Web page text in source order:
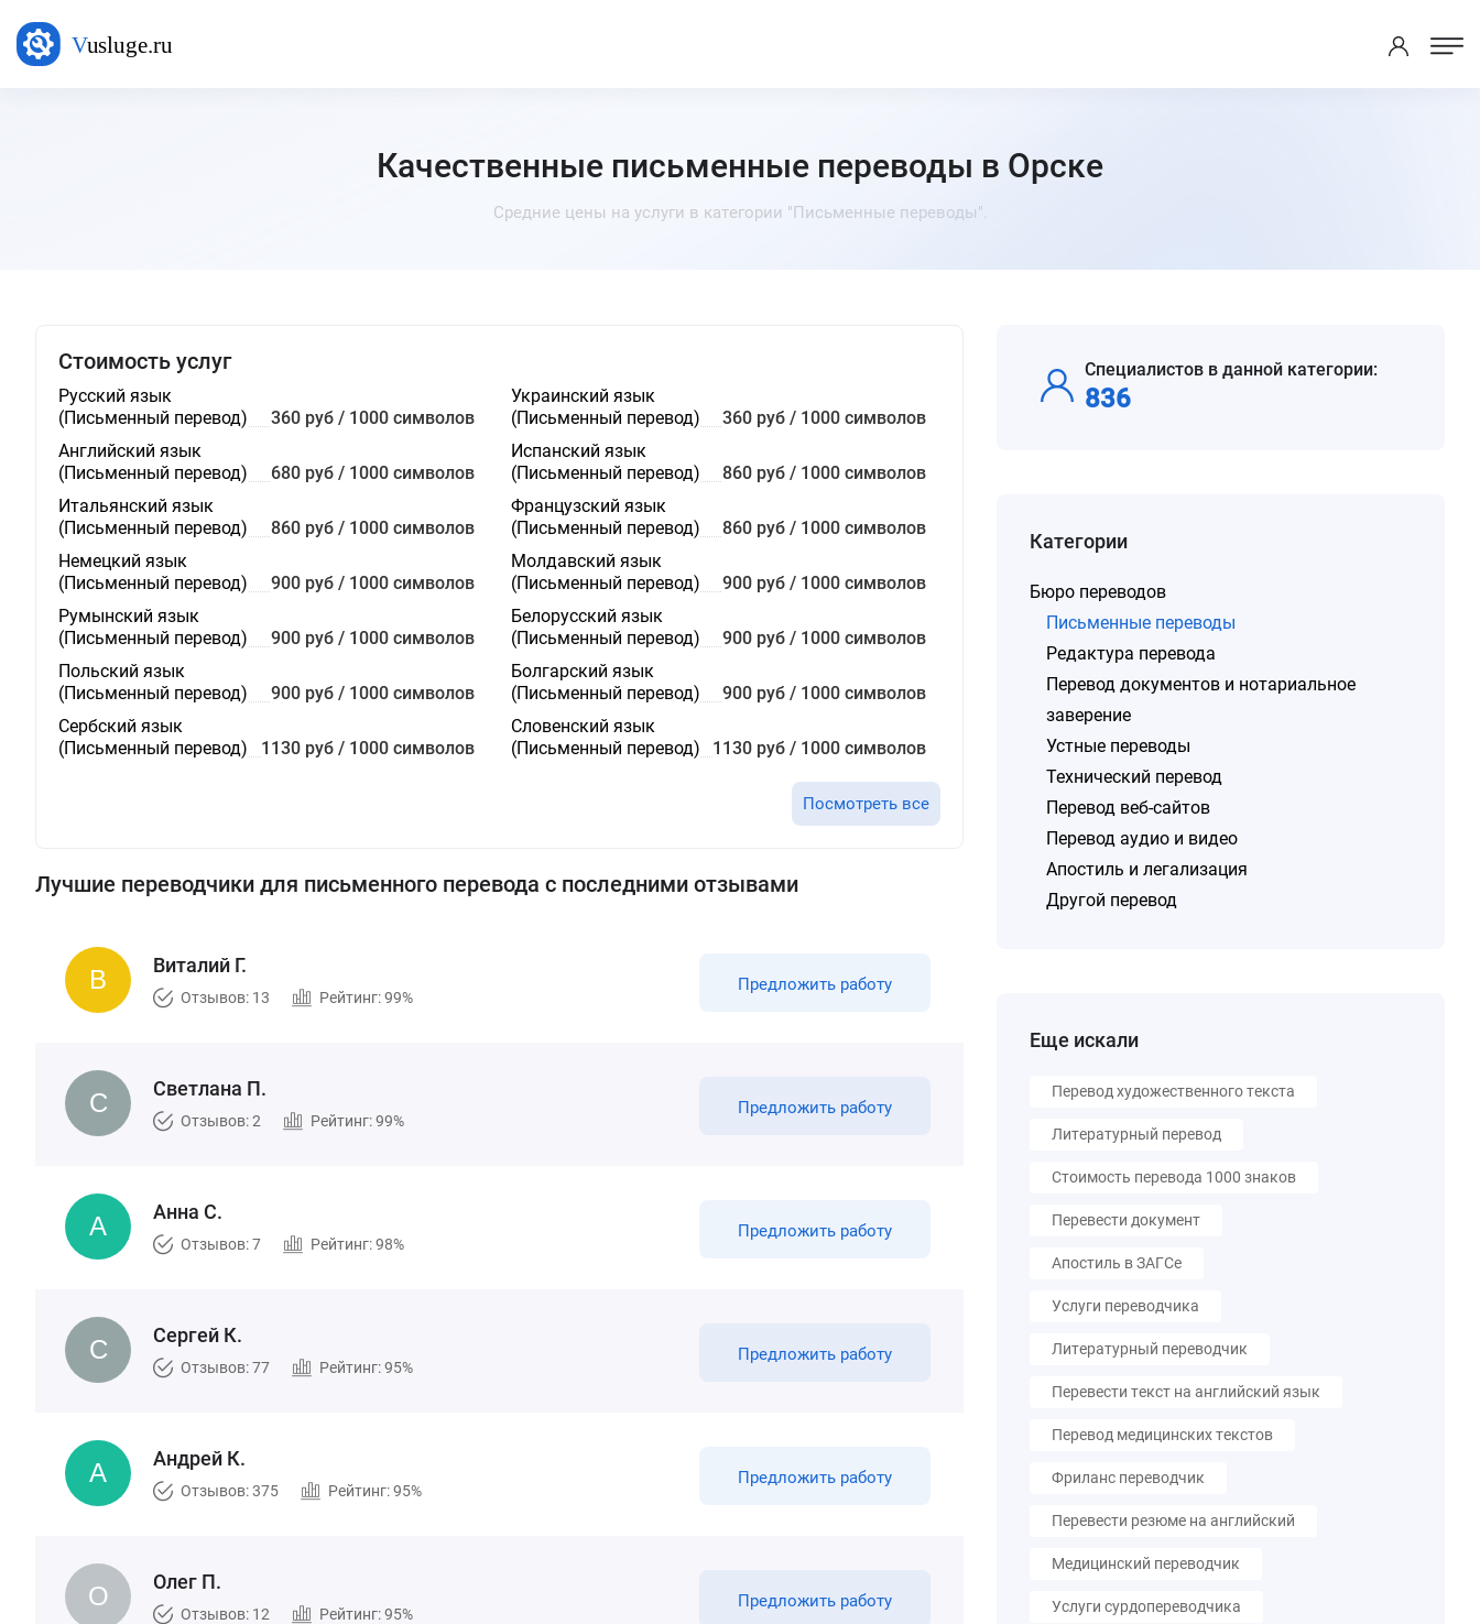
Качественные письменные переводы в Орске
Средние цены на услуги в категории "Письменные переводы".
Стоимость услуг
Русский язык
(Письменный перевод)
360 руб / 1000 символов
Украинский язык
(Письменный перевод)
360 руб / 1000 символов
Английский язык
(Письменный перевод)
680 руб / 1000 символов
Испанский язык
(Письменный перевод)
860 руб / 1000 символов
Итальянский язык
(Письменный перевод)
860 руб / 1000 символов
Французский язык
(Письменный перевод)
860 руб / 1000 символов
Немецкий язык
(Письменный перевод)
900 руб / 1000 символов
Молдавский язык
(Письменный перевод)
900 руб / 1000 символов
Румынский язык
(Письменный перевод)
900 руб / 1000 символов
Белорусский язык
(Письменный перевод)
900 руб / 1000 символов
Польский язык
(Письменный перевод)
900 руб / 1000 символов
Болгарский язык
(Письменный перевод)
900 руб / 1000 символов
Сербский язык
(Письменный перевод)
1130 руб / 1000 символов
Словенский язык
(Письменный перевод)
1130 руб / 1000 символов
Посмотреть все
Лучшие переводчики для письменного перевода с последними отзывами
Виталий Г.
Отзывов: 13 Рейтинг: 99%
Предложить работу
Светлана П.
Отзывов: 2 Рейтинг: 99%
Предложить работу
Анна С.
Отзывов: 7 Рейтинг: 98%
Предложить работу
Сергей К.
Отзывов: 77 Рейтинг: 95%
Предложить работу
Андрей К.
Отзывов: 375 Рейтинг: 95%
Предложить работу
Олег П.
Отзывов: 12 Рейтинг: 95%
Предложить работу
Специалистов в данной категории:
836
Категории
Бюро переводов
Письменные переводы
Редактура перевода
Перевод документов и нотариальное
заверение
Устные переводы
Технический перевод
Перевод веб-сайтов
Перевод аудио и видео
Апостиль и легализация
Другой перевод
Еще искали
Перевод художественного текста
Литературный перевод
Стоимость перевода 1000 знаков
Перевести документ
Апостиль в ЗАГСе
Услуги переводчика
Литературный переводчик
Перевести текст на английский язык
Перевод медицинских текстов
Фриланс переводчик
Перевести резюме на английский
Медицинский переводчик
Услуги сурдопереводчика